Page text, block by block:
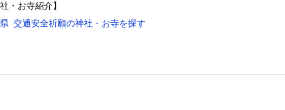
・お寺紹介】
交通安全祈願の神社・お寺を探す